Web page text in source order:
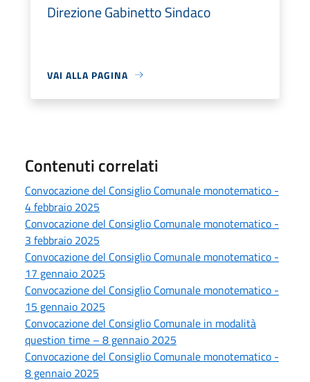
Direzione Gabinetto Sindaco
VAI ALLA PAGINA
Contenuti correlati
Convocazione del Consiglio Comunale monotematico -
4 febbraio 2025
Convocazione del Consiglio Comunale monotematico -
3 febbraio 2025
Convocazione del Consiglio Comunale monotematico -
17 gennaio 2025
Convocazione del Consiglio Comunale monotematico -
15 gennaio 2025
Convocazione del Consiglio Comunale in modalità
question time – 8 gennaio 2025
Convocazione del Consiglio Comunale monotematico -
8 gennaio 2025